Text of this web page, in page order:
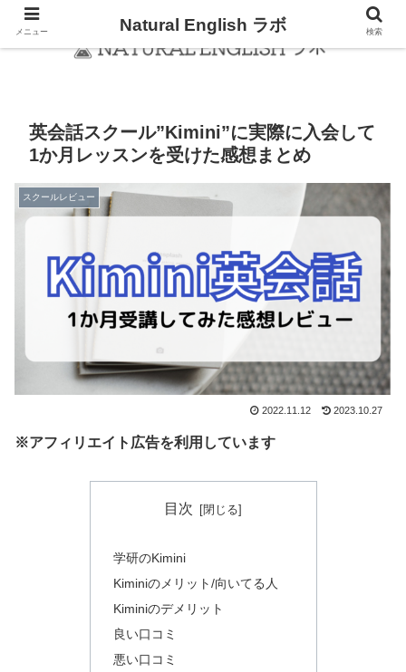
英会話スクール”Kimini”に実際に入会して
1か月レッスンを受けた感想まとめ
スクールレビュー
2022.11.12 2023.10.27
※アフィリエイト広告を利用しています
目次
学研のKimini
Kiminiのメリット/向いてる人
Kiminiのデメリット
良い口コミ
悪い口コミ
メニュー Natural English ラボ 検索